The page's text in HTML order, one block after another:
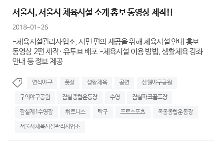
서울시, 서울시 체육시설 소개 홍보 동영상 제작!!
2018-01-26
-체육시설관리사업소, 시민 편의 제공을 위해 체육시설 안내 홍보
동영상 2편 제작· 유투브 배포 -체육시설 이용 방법, 생활체육 강좌
안내 등 정보 제공
연식야구 풋살 생활체육 공연 신월야구공원
구의야구공원 잠실종합운동장 수영 잠실파크골프장
잠실제1수영장 휘트니스 탁구 프로스포츠 목동종합운동장
서울시체육시설관리사업소